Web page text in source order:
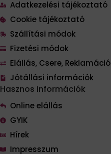
Adatkezelési tájékoztató
Cookie tájékoztató
Szállítási módok
Fizetési módok
Elállás, Csere, Reklamáció
Jótállási információk
Hasznos információk
Online elállás
GYIK
Hírek
Impresszum